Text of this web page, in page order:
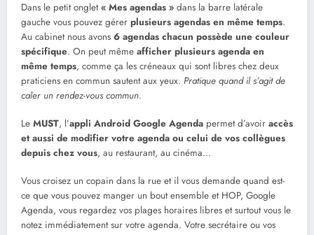
Dans le petit onglet« Mes agendas » dans la barre latérale
gauche vous pouvez gérer plusieurs agendas en même temps.
Au cabinet nous avons 6 agendas chacun possède une couleur
spécifique. On peut même afficher plusieurs agenda en
même temps, comme ça les créneaux qui sont libres chez deux
praticiens en commun sautent aux yeux. Pratique quand il s’agit de
caler un rendez-vous commun.
Le MUST, l’appli Android Google Agenda permet d’avoir accès
et aussi de modifier votre agenda ou celui de vos collègues
depuis chez vous, au restaurant, au cinéma…
Vous croisez un copain dans la rue et il vous demande quand est-
ce que vous pouvez manger un bout ensemble et HOP, Google
Agenda, vous regardez vos plages horaires libres et surtout vous le
notez immédiatement sur votre agenda. Votre secrétaire ou vos